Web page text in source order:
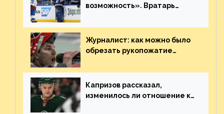
возможность». Вратарь
броске бутылкой в Кадри
Журналист: как можно было
обрезать рукопожатие
Плохая работа, ESPN
Капризов рассказал,
изменилось ли отношение к